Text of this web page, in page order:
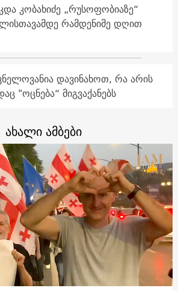
კობახიძე „რუსოფობიაზე“
რამდენიმე დღით
დავინახოთ, რა არის
"ოცნება“ მიგვაქანებს
ახალი ამბები